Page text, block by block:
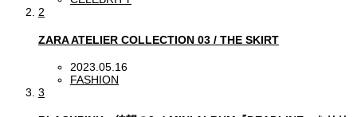
2
ZARA ATELIER COLLECTION 03 / THE SKIRT
2023.05.16
FASHION
3